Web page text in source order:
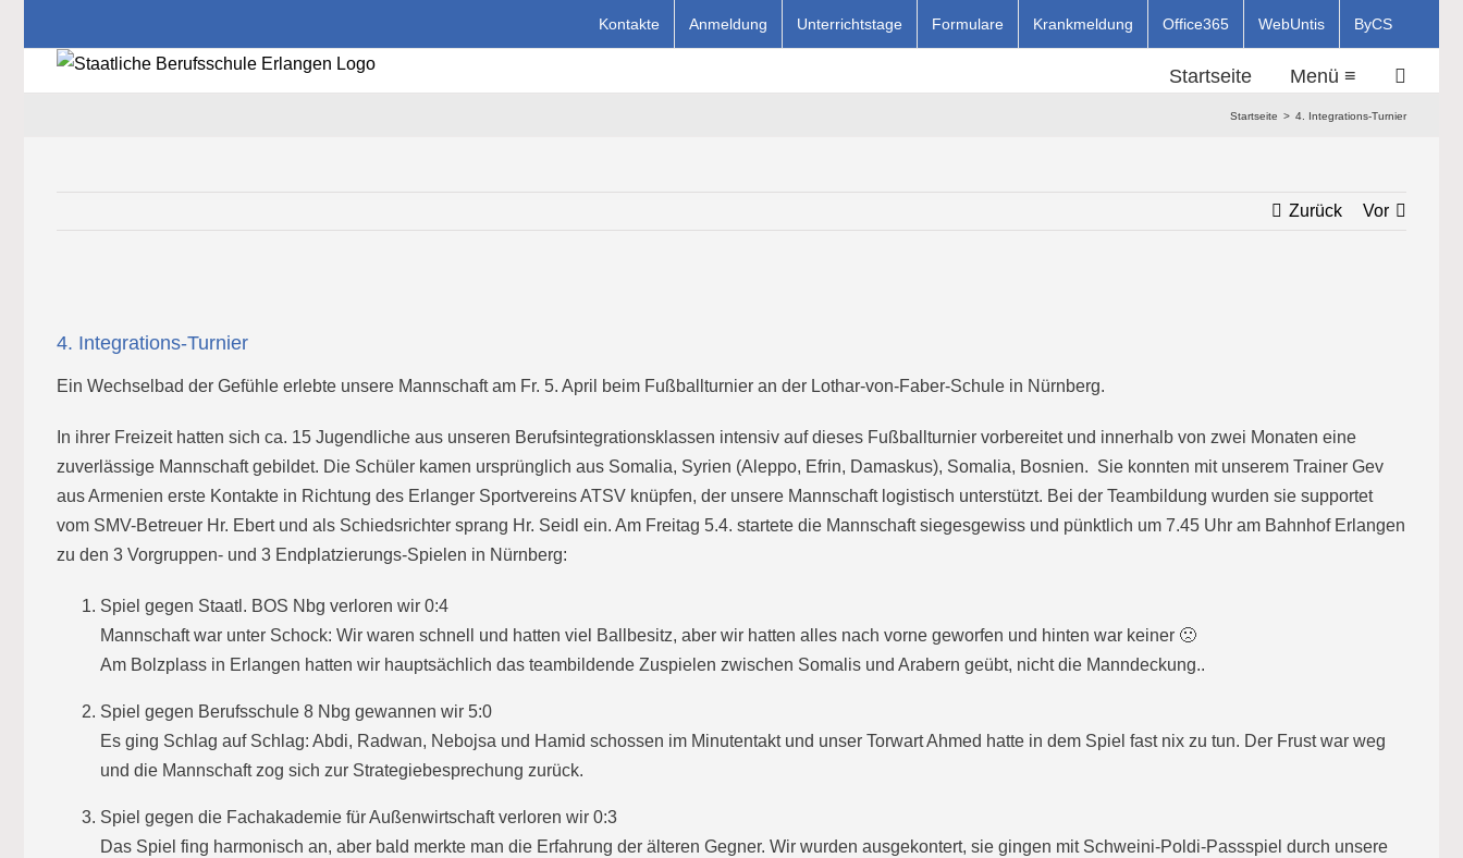
springen
Kontakte Anmeldung Unterrichtstage Formulare Krankmeldung Office365 WebUntis ByCS
Startseite Menü ≡
Startseite 4. Integrations-Turnier
Zurück Vor
grösseres
4. Integrations-Turnier
Ein Wechselbad der Gefühle erlebte unsere Mannschaft am Fr. 5. April beim Fußballturnier an der Lothar-von-Faber-Schule in Nürnberg.
In ihrer Freizeit hatten sich ca. 15 Jugendliche aus unseren Berufsintegrationsklassen intensiv auf dieses Fußballturnier vorbereitet und innerhalb von zwei Monaten eine
zuverlässige Mannschaft gebildet. Die Schüler kamen ursprünglich aus Somalia, Syrien (Aleppo, Efrin, Damaskus), Somalia, Bosnien. Sie konnten mit unserem Trainer Gev
aus Armenien erste Kontakte in Richtung des Erlanger Sportvereins ATSV knüpfen, der unsere Mannschaft logistisch unterstützt. Bei der Teambildung wurden sie supportet
vom SMV-Betreuer Hr. Ebert und als Schiedsrichter sprang Hr. Seidl ein. Am Freitag 5.4. startete die Mannschaft siegesgewiss und pünktlich um 7.45 Uhr am Bahnhof Erlangen
zu den 3 Vorgruppen- und 3 Endplatzierungs-Spielen in Nürnberg:
Spiel gegen Staatl. BOS Nbg verloren wir 0:4
Mannschaft war unter Schock: Wir waren schnell und hatten viel Ballbesitz, aber wir hatten alles nach vorne geworfen und hinten war keiner 🙁
Am Bolzplass in Erlangen hatten wir hauptsächlich das teambildende Zuspielen zwischen Somalis und Arabern geübt, nicht die Manndeckung..
Spiel gegen Berufsschule 8 Nbg gewannen wir 5:0
Es ging Schlag auf Schlag: Abdi, Radwan, Nebojsa und Hamid schossen im Minutentakt und unser Torwart Ahmed hatte in dem Spiel fast nix zu tun. Der Frust war weg
und die Mannschaft zog sich zur Strategiebesprechung zurück.
Spiel gegen die Fachakademie für Außenwirtschaft verloren wir 0:3
Das Spiel fing harmonisch an, aber bald merkte man die Erfahrung der älteren Gegner. Wir wurden ausgekontert, sie gingen mit Schweini-Poldi-Passspiel durch unsere